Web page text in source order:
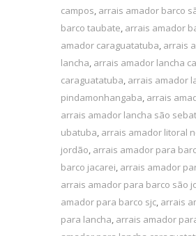
campos, arrais amador barco
barco taubate, arrais amador
amador caraguatatuba, arrais
lancha, arrais amador lancha
caraguatatuba, arrais amador
pindamonhangaba, arrais
arrais amador lancha são
ubatuba, arrais amador litoral
jordão, arrais amador para
barco jacarei, arrais amador
arrais amador para barco são
amador para barco sjc, arrais
para lancha, arrais amador